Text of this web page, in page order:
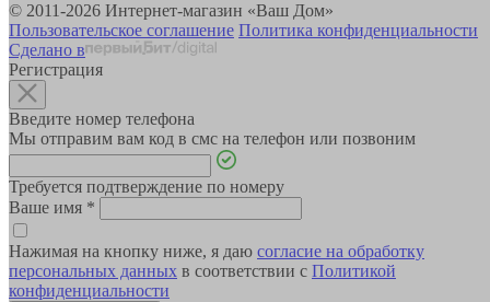
© 2011-2026 Интернет-магазин «Ваш Дом»
Пользовательское соглашение Политика конфиденциальности
Сделано в
Регистрация
Введите номер телефона
Мы отправим вам код в смс на телефон или позвоним
Требуется подтверждение по номеру
Ваше имя *
Нажимая на кнопку ниже, я даю согласие на обработку
персональных данных в соответствии с Политикой
конфиденциальности